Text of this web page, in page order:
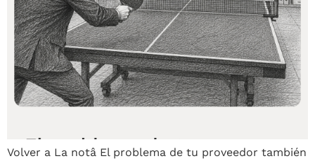
Volver a La notâ El problema de tu proveedor también